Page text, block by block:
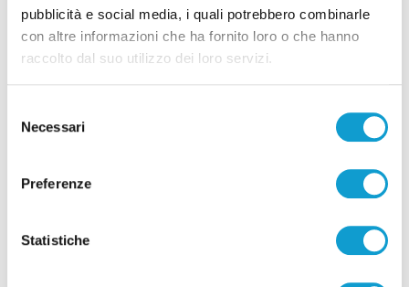
pubblicità e social media, i quali potrebbero combinarle
con altre informazioni che ha fornito loro o che hanno
raccolto dal suo utilizzo dei loro servizi.
delNecessari
Preferenze
Statistiche
c’è anche il teramano Di Marcello